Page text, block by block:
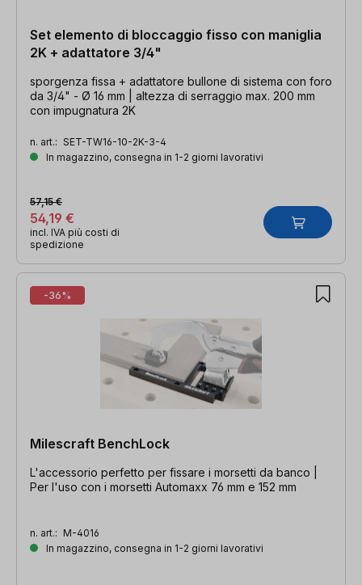
Set elemento di bloccaggio fisso con maniglia
2K + adattatore 3/4"
sporgenza fissa + adattatore bullone di sistema con foro
da 3/4" - Ø 16 mm | altezza di serraggio max. 200 mm
con impugnatura 2K
n. art.: SET-TW16-10-2K-3-4
In magazzino, consegna in 1-2 giorni lavorativi
54,19 €
57,15 €
incl. IVA più costi di
spedizione
-36%
Milescraft BenchLock
L'accessorio perfetto per fissare i morsetti da banco |
Per l'uso con i morsetti Automaxx 76 mm e 152 mm
n. art.: M-4016
In magazzino, consegna in 1-2 giorni lavorativi